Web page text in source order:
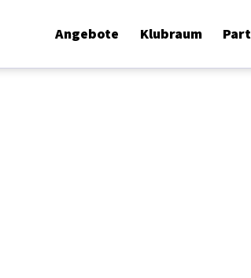
Angebote Klubraum